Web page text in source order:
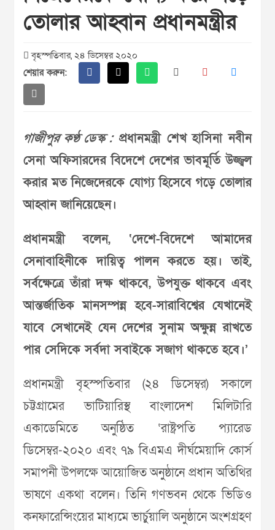
তোলার আহ্বান প্রধানমন্ত্রীর
বৃহস্পতিবার, ২৪ ডিসেম্বর ২০২০
শেয়ার করুন:
গাজীপুর কণ্ঠ ডেস্ক :প্রধানমন্ত্রী শেখ হাসিনা নবীন
সেনা অফিসারদের বিদেশে দেশের ভাবমূর্তি উজ্জ্বল
করার মত নিজেদেরকে যোগ্য হিসেবে গড়ে তোলার
আহ্বান জানিয়েছেন।
প্রধানমন্ত্রী বলেন, ‘দেশে-বিদেশে আমাদের
সেনাবাহিনীকে দায়িত্ব পালন করতে হয়। তাই,
সর্বক্ষেত্রে তাঁরা দক্ষ থাকবে, উপযুক্ত থাকবে এবং
আন্তর্জাতিক মানসম্পন্ন হবে-সারাবিশ্বের যেখানেই
যাবে সেখানেই যেন দেশের সুনাম অক্ষুন্ন রাখতে
পার সেদিকে সর্বদা সবাইকে সজাগ থাকতে হবে।’
প্রধানমন্ত্রী বৃহস্পতিবার (২৪ ডিসেম্বর) সকালে
চট্টগ্রামের ভাটিয়ারিস্থ বাংলাদেশ মিলিটারি
একাডেমিতে অনুষ্ঠিত ‘রাষ্ট্রপতি প্যারেড
ডিসেম্বর-২০২০ এবং ৭৯ বিএমএ দীর্ঘমেয়াদি কোর্স
সমাপনী উপলক্ষে আয়োজিত অনুষ্ঠানে প্রধান অতিথির
ভাষণে একথা বলেন। তিনি গণভবন থেকে ভিডিও
কনফারেন্সিংয়ের মাধ্যমে ভার্চুয়ালি অনুষ্ঠানে অংশগ্রহণ